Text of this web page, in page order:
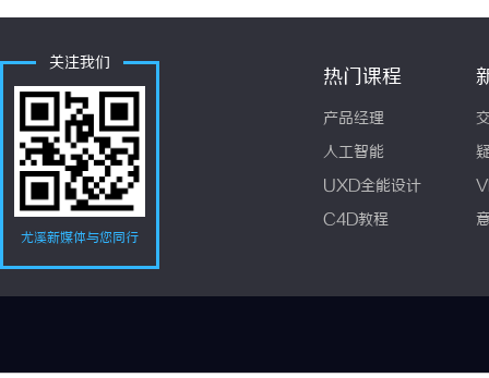
关注我们
尤溪新媒体与您同行
热门课程
产品经理
人工智能
UXD全能设计
C4D教程